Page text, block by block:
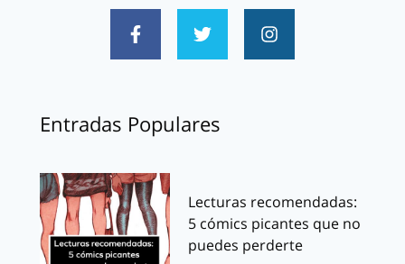
Entradas Populares
Lecturas recomendadas:
5 cómics picantes que no
puedes perderte